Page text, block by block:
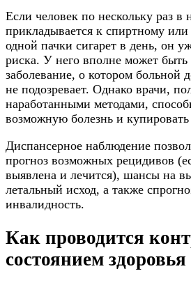
Если человек по нескольку раз в
прикладывается к спиртному
одной пачки сигарет в день, он
риска. У него вполне может быть
заболевание, о котором больной
не подозревает. Однако врачи,
наработанными методами,
возможную болезнь и купировать
Диспансерное наблюдение
прогноз возможных рецидивов
выявлена и лечится), шансы на
летальный исход, а также
инвалидность.
Как проводится
состоянием